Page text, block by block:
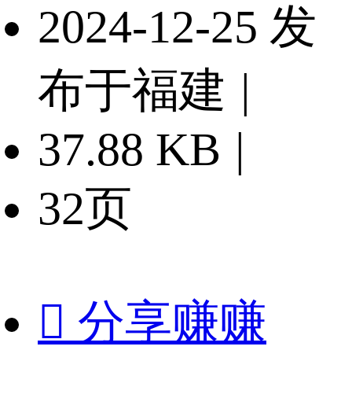
2024-12-25 发
布于福建 |
37.88 KB |
32页
 分享赚赚